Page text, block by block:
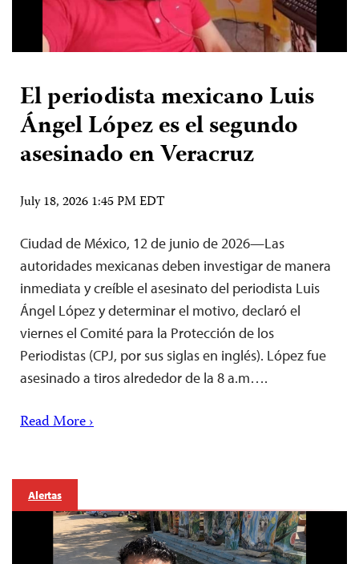
El periodista mexicano Luis
Ángel López es el segundo
asesinado en Veracruz
July 18, 2026 1:45 PM EDT
Ciudad de México, 12 de junio de 2026—Las
autoridades mexicanas deben investigar de manera
inmediata y creíble el asesinato del periodista Luis
Ángel López y determinar el motivo, declaró el
viernes el Comité para la Protección de los
Periodistas (CPJ, por sus siglas en inglés). López fue
asesinado a tiros alrededor de la 8 a.m….
Read More ›
Alertas